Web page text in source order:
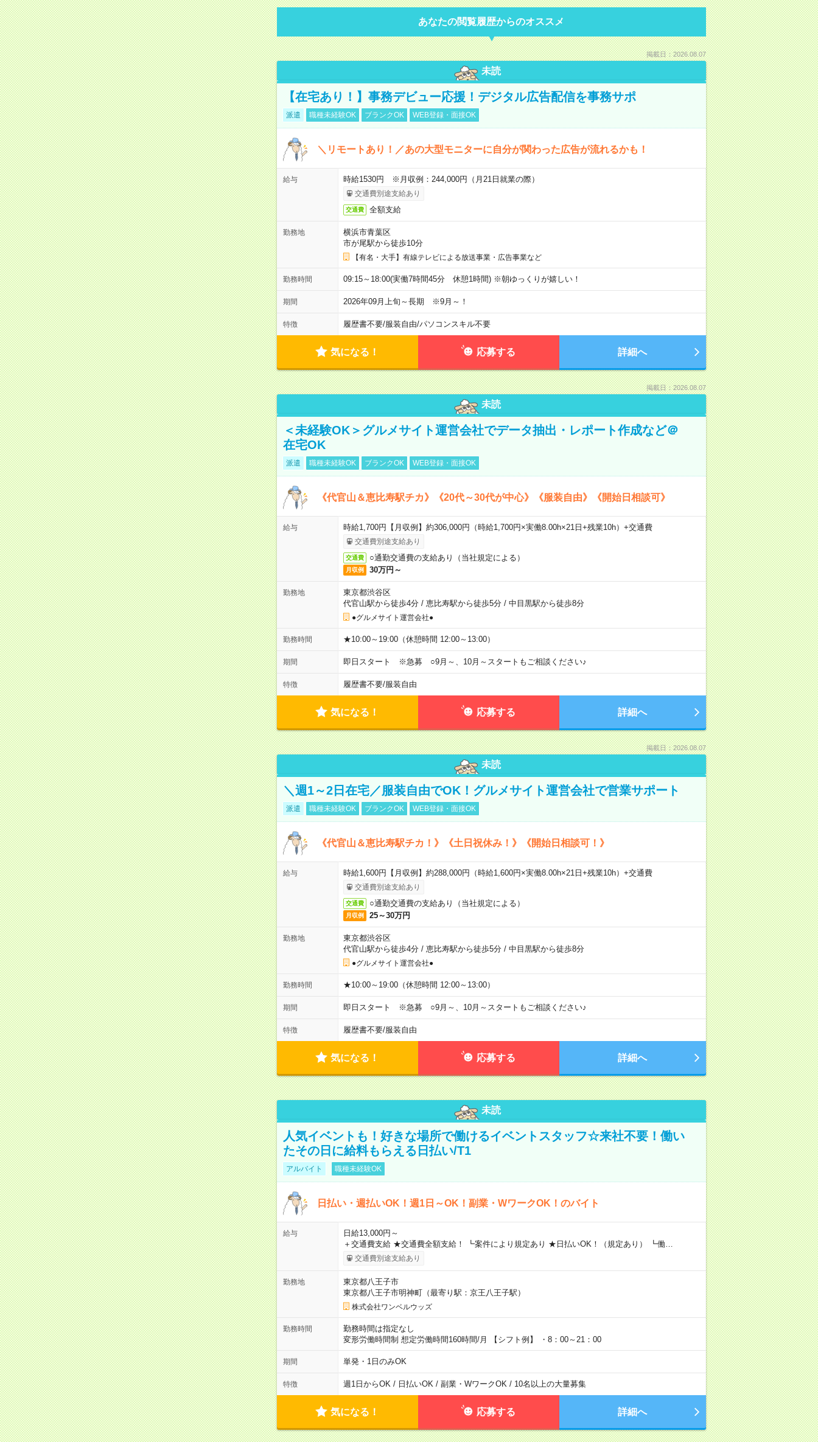
あなたの閲覧履歴からのオススメ
掲載日：2026.08.07
未読
【在宅あり！】事務デビュー応援！デジタル広告配信を事務サポ
派遣 職種未経験OK ブランクOK WEB登録・面接OK
＼リモートあり！／あの大型モニターに自分が関わった広告が流れるかも！
給与 時給1530円 ※月収例：244,000円（月21日就業の際）
交通費別途支給あり
交通費 全額支給
勤務地
横浜市青葉区
市が尾駅から徒歩10分
【有名・大手】有線テレビによる放送事業・広告事業など
勤務時間 09:15～18:00(実働7時間45分 休憩1時間) ※朝ゆっくりが嬉しい！
期間 2026年09月上旬～長期 ※9月～！
特徴 履歴書不要/服装自由/パソコンスキル不要
気になる！ 応募する 詳細へ
掲載日：2026.08.07
未読
＜未経験OK＞グルメサイト運営会社でデータ抽出・レポート作成など＠
在宅OK
派遣 職種未経験OK ブランクOK WEB登録・面接OK
《代官山＆恵比寿駅チカ》《20代～30代が中心》《服装自由》《開始日相談可》
給与 時給1,700円【月収例】約306,000円（時給1,700円×実働8.00h×21日+残業10h）+交通費
交通費別途支給あり
交通費 ○通勤交通費の支給あり（当社規定による）
月収例 30万円～
勤務地
東京都渋谷区
代官山駅から徒歩4分/ 恵比寿駅から徒歩5分/ 中目黒駅から徒歩8分
●グルメサイト運営会社●
勤務時間 ★10:00～19:00（休憩時間 12:00～13:00）
期間 即日スタート ※急募 ○9月～、10月～スタートもご相談ください♪
特徴 履歴書不要/服装自由
気になる！ 応募する 詳細へ
掲載日：2026.08.07
未読
＼週1～2日在宅／服装自由でOK！グルメサイト運営会社で営業サポート
派遣 職種未経験OK ブランクOK WEB登録・面接OK
《代官山＆恵比寿駅チカ！》《土日祝休み！》《開始日相談可！》
給与 時給1,600円【月収例】約288,000円（時給1,600円×実働8.00h×21日+残業10h）+交通費
交通費別途支給あり
交通費 ○通勤交通費の支給あり（当社規定による）
月収例 25～30万円
勤務地
東京都渋谷区
代官山駅から徒歩4分/ 恵比寿駅から徒歩5分/ 中目黒駅から徒歩8分
●グルメサイト運営会社●
勤務時間 ★10:00～19:00（休憩時間 12:00～13:00）
期間 即日スタート ※急募 ○9月～、10月～スタートもご相談ください♪
特徴 履歴書不要/服装自由
気になる！ 応募する 詳細へ
未読
人気イベントも！好きな場所で働けるイベントスタッフ☆来社不要！働い
たその日に給料もらえる日払い/T1
アルバイト 職種未経験OK
日払い・週払いOK！週1日～OK！副業・WワークOK！のバイト
給与
日給13,000円～
＋交通費支給 ★交通費全額支給！ ┗案件により規定あり ★日払いOK！（規定あり） ┗働…
交通費別途支給あり
勤務地
東京都八王子市
東京都八王子市明神町（最寄り駅：京王八王子駅）
株式会社ワンベルウッズ
勤務時間
勤務時間は指定なし
変形労働時間制 想定労働時間160時間/月 【シフト例】 ・8：00～21：00
期間 単発・1日のみOK
特徴 週1日からOK / 日払いOK / 副業・WワークOK / 10名以上の大量募集
気になる！ 応募する 詳細へ